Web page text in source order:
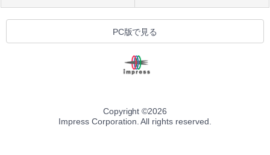
PC版で見る
Copyright ©2026
Impress Corporation. All rights reserved.